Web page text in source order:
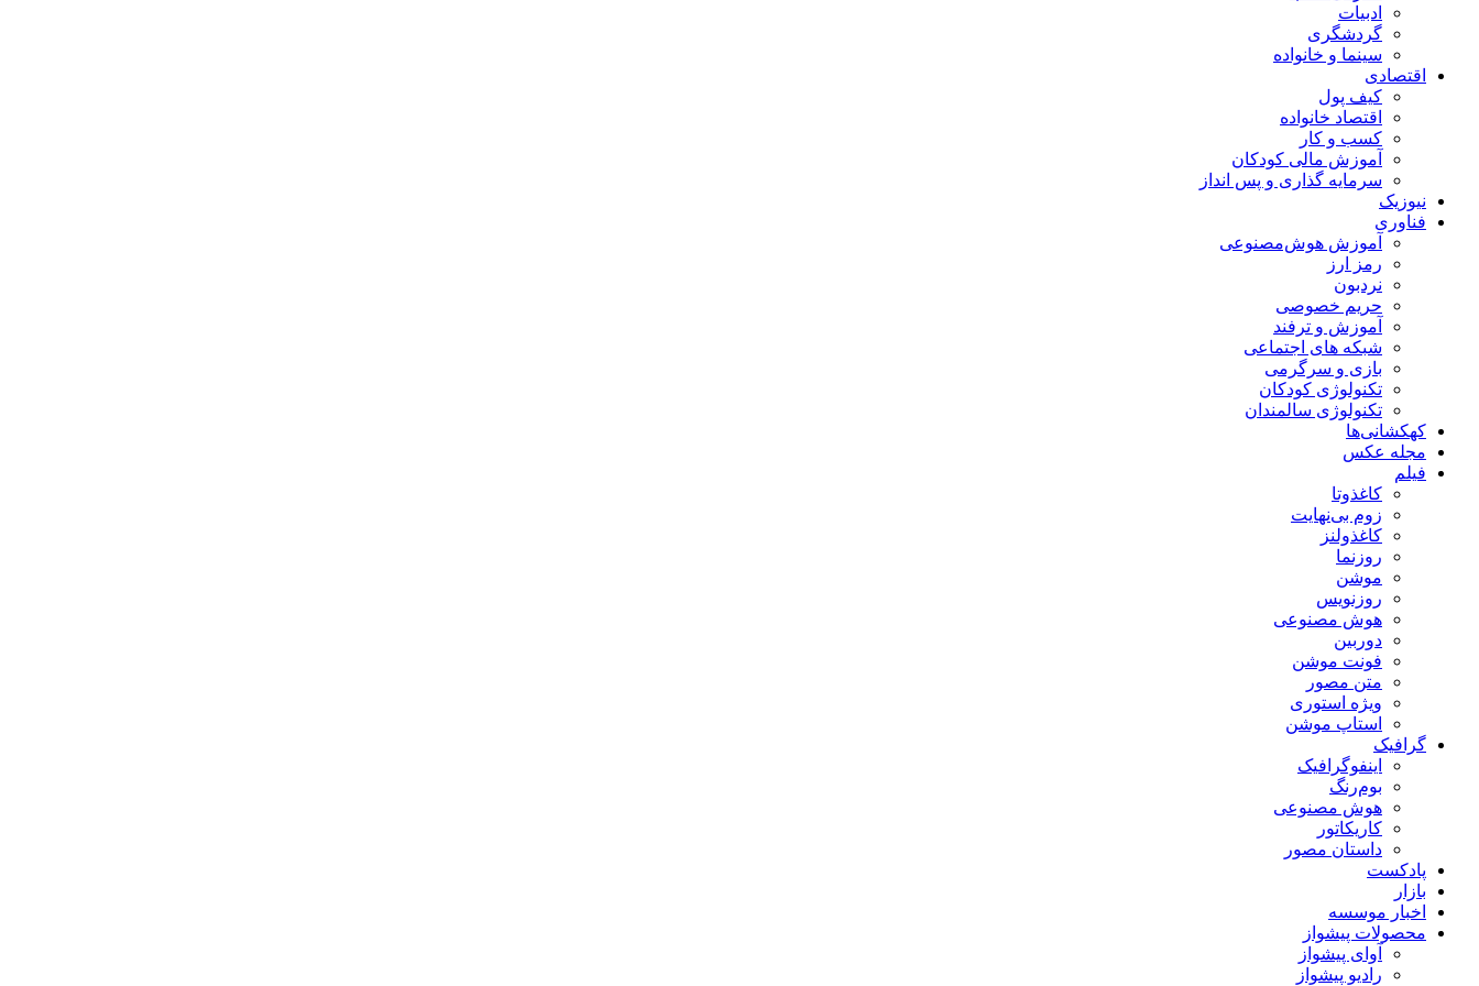
ادبیات
گردشگری
سینما و خانواده
اقتصادی
کیف پول
اقتصاد خانواده
کسب و کار
آموزش مالی کودکان
سرمایه گذاری و پس انداز
نیوزیک
فناوری
آموزش هوش‌مصنوعی
رمز ارز
نردبون
حریم خصوصی
آموزش و ترفند
شبکه های اجتماعی
بازی و سرگرمی
تکنولوژی کودکان
تکنولوژی سالمندان
کهکشانی‌ها
مجله عکس
فیلم
کاغذوتا
زوم بی‌نهایت
کاغذولنز
روزنما
موشن
روزنویس
هوش مصنوعی
دوربین
فونت موشن
متن مصور
ویژه استوری
استاپ موشن
گرافیک
اینفوگرافیک
بوم‌رنگ
هوش مصنوعی
کاریکاتور
داستان مصور
پادکست
بازار
اخبار موسسه
محصولات پیشواز
آوای پیشواز
رادیو پیشواز